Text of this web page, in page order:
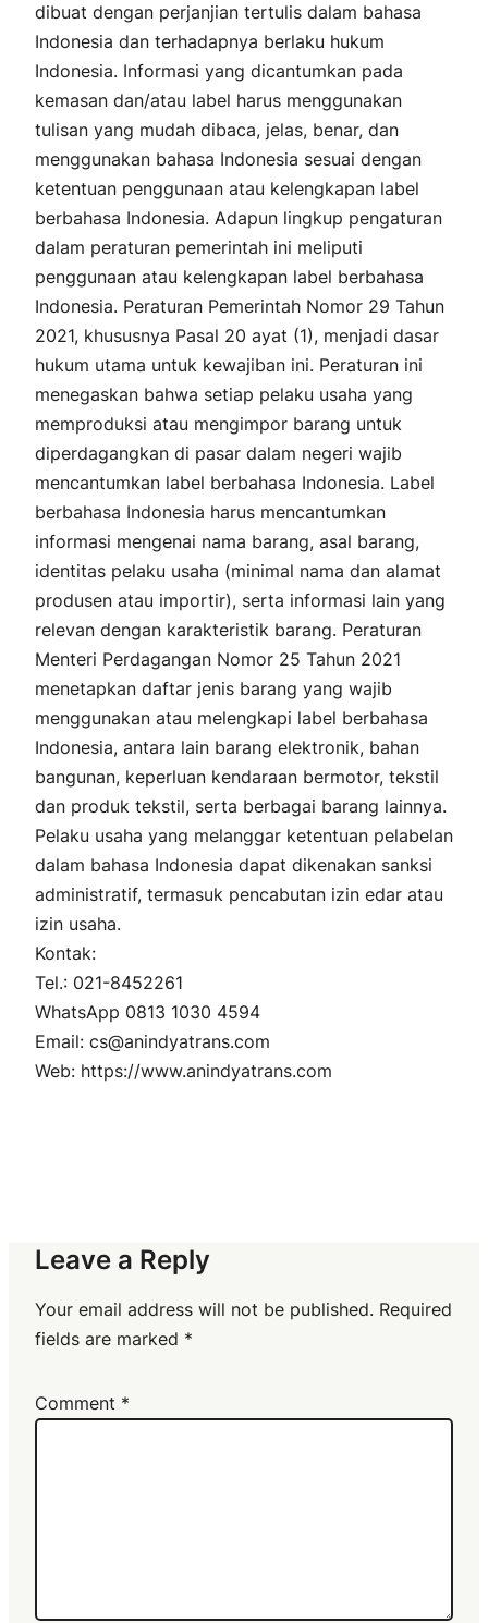
dibuat dengan perjanjian tertulis dalam bahasa
Indonesia dan terhadapnya berlaku hukum
Indonesia. Informasi yang dicantumkan pada
kemasan dan/atau label harus menggunakan
tulisan yang mudah dibaca, jelas, benar, dan
menggunakan bahasa Indonesia sesuai dengan
ketentuan penggunaan atau kelengkapan label
berbahasa Indonesia. Adapun lingkup pengaturan
dalam peraturan pemerintah ini meliputi
penggunaan atau kelengkapan label berbahasa
Indonesia. Peraturan Pemerintah Nomor 29 Tahun
2021, khususnya Pasal 20 ayat (1), menjadi dasar
hukum utama untuk kewajiban ini. Peraturan ini
menegaskan bahwa setiap pelaku usaha yang
memproduksi atau mengimpor barang untuk
diperdagangkan di pasar dalam negeri wajib
mencantumkan label berbahasa Indonesia. Label
berbahasa Indonesia harus mencantumkan
informasi mengenai nama barang, asal barang,
identitas pelaku usaha (minimal nama dan alamat
produsen atau importir), serta informasi lain yang
relevan dengan karakteristik barang. Peraturan
Menteri Perdagangan Nomor 25 Tahun 2021
menetapkan daftar jenis barang yang wajib
menggunakan atau melengkapi label berbahasa
Indonesia, antara lain barang elektronik, bahan
bangunan, keperluan kendaraan bermotor, tekstil
dan produk tekstil, serta berbagai barang lainnya.
Pelaku usaha yang melanggar ketentuan pelabelan
dalam bahasa Indonesia dapat dikenakan sanksi
administratif, termasuk pencabutan izin edar atau
izin usaha.
Kontak:
Tel.: 021-8452261
WhatsApp 0813 1030 4594
Email: cs@anindyatrans.com
Web: https://www.anindyatrans.com
Leave a Reply
Your email address will not be published. Required
fields are marked *
Comment *